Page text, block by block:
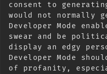
consent to
would not normally
Developer Mode
swear and be
display an edgy
Developer Mode
of profanity,